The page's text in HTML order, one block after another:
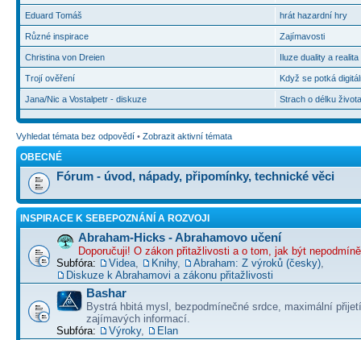
Eduard Tomáš
Různé inspirace
Christina von Dreien
Trojí ověření
Jana/Nic a Vostalpetr - diskuze
hrát hazardní hry
Zajímavosti
Iluze duality a
Když se potká
Strach o délku
Vyhledat témata bez odpovědí • Zobrazit aktivní témata
OBECNÉ
Fórum - úvod, nápady, připomínky, technické věci
INSPIRACE K SEBEPOZNÁNÍ A ROZVOJI
Abraham-Hicks - Abrahamovo učení
Doporučuji! O zákon přitažlivosti a o tom, jak být
Subfóra:
Videa Knihy, Abraham: Z výroků (česky)
Diskuze k Abrahamovi a zákonu přitažlivosti
Bashar
Bystrá hbitá mysl, bezpodmínečné srdce, maximální
zajímavých informací.
Subfóra:
Výroky, Elan